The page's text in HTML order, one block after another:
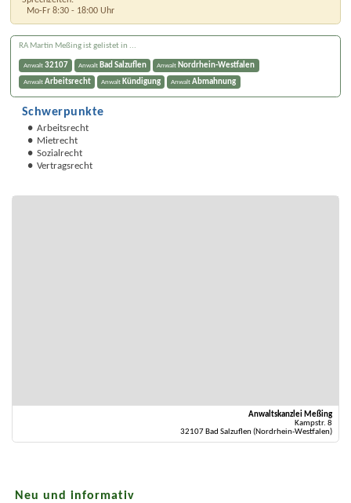
Mo-Fr 8:30 - 18:00 Uhr
RA Martin Meßing ist gelistet in ...
Anwalt 32107 Anwalt Bad Salzuflen Anwalt Nordrhein-Westfalen
Anwalt Arbeitsrecht Anwalt Kündigung AnwaltAbmahnung
Schwerpunkte
Arbeitsrecht
Mietrecht
Sozialrecht
Vertragsrecht
Anwaltskanzlei Meßing
Kampstr. 8
32107 Bad Salzuflen (Nordrhein-Westfalen)
Neu und informativ